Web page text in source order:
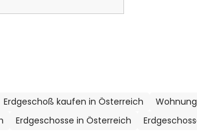
Erdgeschoß kaufen in Österreich
Erdgeschosse in Österreich